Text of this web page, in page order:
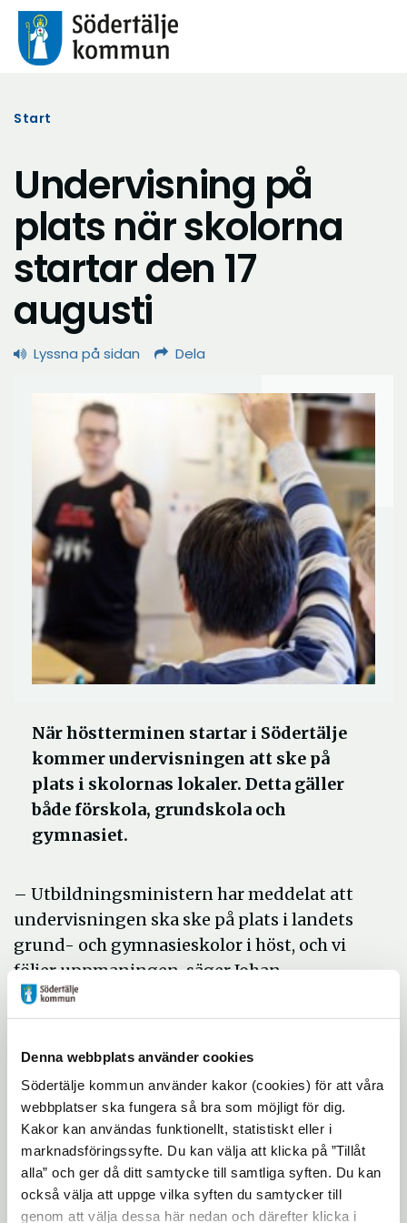
Denna webbplats använder cookies
Södertälje kommun använder kakor (cookies) för att våra
webbplatser ska fungera så bra som möjligt för dig.
Kakor kan användas funktionellt, statistiskt eller i
marknadsföringssyfte. Du kan välja att klicka på ”Tillåt
alla” och ger då ditt samtycke till samtliga syften. Du kan
också välja att uppge vilka syften du samtycker till
genom att välja dessa här nedan och därefter klicka i
Start
Undervisning på
plats när skolorna
startar den 17
augusti
Lyssna på sidan Dela
När höstterminen startar i Södertälje
kommer undervisningen att ske på
plats i skolornas lokaler. Detta gäller
både förskola, grundskola och
gymnasiet.
– Utbildningsministern har meddelat att
undervisningen ska ske på plats i landets
grund- och gymnasieskolor i höst, och vi
följer uppmaningen, säger Johan
Abrahamsson, tf utbildningsdirektör
en del utbildningar på distans. De berörs
inte av rekommendationerna om
närundervisning.
De lokala anpassningar som genomfördes
på Södertäljes skolor och förskolor före
sommaren fortsätter att gälla och kan
förändras utifrån lokala behov.